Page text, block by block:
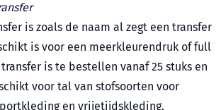
is zoals de naam al zegt een transfer
is voor een meerkleurendruk of full
is te bestellen vanaf 25 stuks en
voor tal van stofsoorten voor
en vrijetijdskleding.